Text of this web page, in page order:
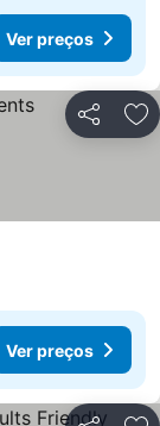
Ver preços
Partilhar
Ver preços